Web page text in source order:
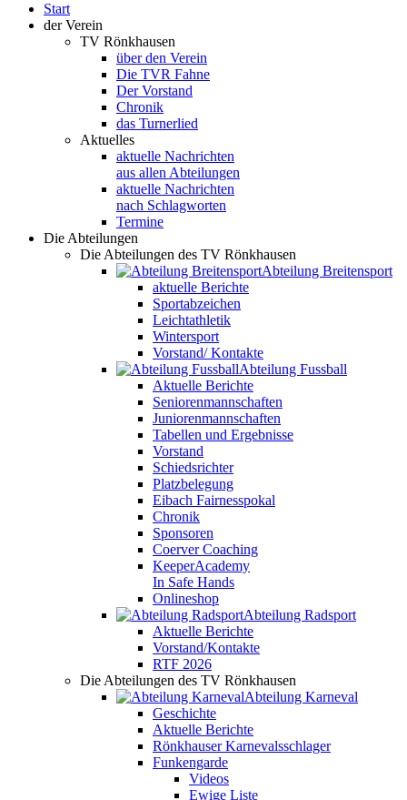
Start
der Verein
TV Rönkhausen
über den Verein
Die TVR Fahne
Der Vorstand
Chronik
das Turnerlied
Aktuelles
aktuelle Nachrichten
aus allen Abteilungen
aktuelle Nachrichten
nach Schlagworten
Termine
Die Abteilungen
Die Abteilungen des TV Rönkhausen
Abteilung Breitensport
aktuelle Berichte
Sportabzeichen
Leichtathletik
Wintersport
Vorstand/ Kontakte
Abteilung Fussball
Aktuelle Berichte
Seniorenmannschaften
Juniorenmannschaften
Tabellen und Ergebnisse
Vorstand
Schiedsrichter
Platzbelegung
Eibach Fairnesspokal
Chronik
Sponsoren
Coerver Coaching
KeeperAcademy
In Safe Hands
Onlineshop
Abteilung Radsport
Aktuelle Berichte
Vorstand/Kontakte
RTF 2026
Die Abteilungen des TV Rönkhausen
Abteilung Karneval
Geschichte
Aktuelle Berichte
Rönkhauser Karnevalsschlager
Funkengarde
Videos
Ewige Liste